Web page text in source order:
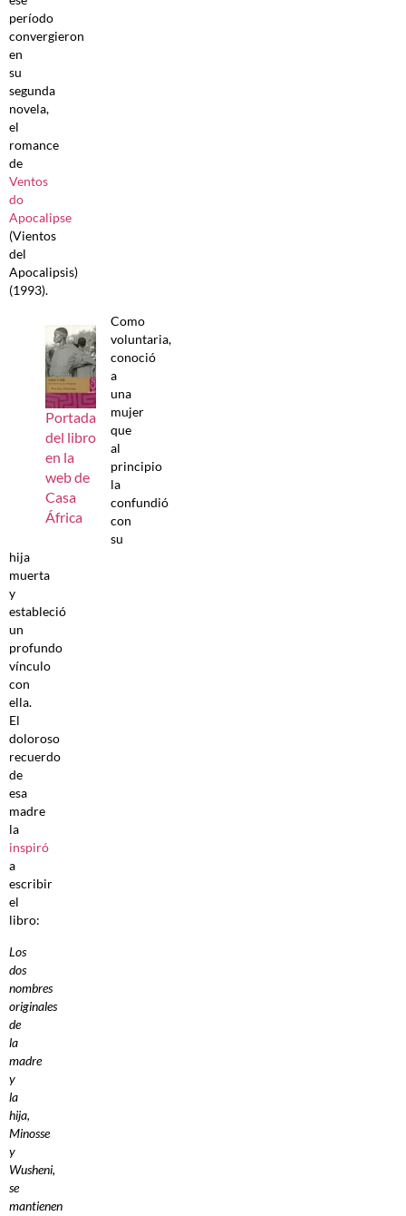
período
convergieron
en
su
segunda
novela,
el
romance
de
Ventos
do
Apocalipse
(Vientos
del
Apocalipsis)
(1993).
Portada
del libro
en la
web de
Casa
África
Como
voluntaria,
conoció
a
una
mujer
que
al
principio
la
confundió
con
su
hija
muerta
y
estableció
un
profundo
vínculo
con
ella.
El
doloroso
recuerdo
de
esa
madre
la
inspiró
a
escribir
el
libro:
Los
dos
nombres
originales
de
la
madre
y
la
hija,
Minosse
y
Wusheni,
se
mantienen